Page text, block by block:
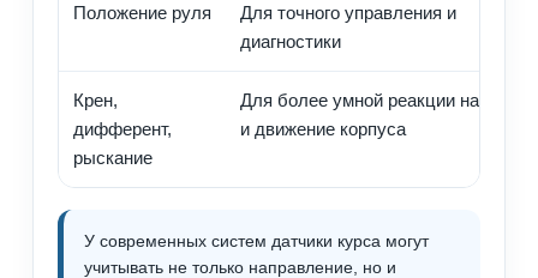
Положение руля
Для точного управления и
диагностики
Крен,
дифферент,
рыскание
Для более умной реакции на волну
и движение корпуса
У современных систем датчики курса могут
учитывать не только направление, но и